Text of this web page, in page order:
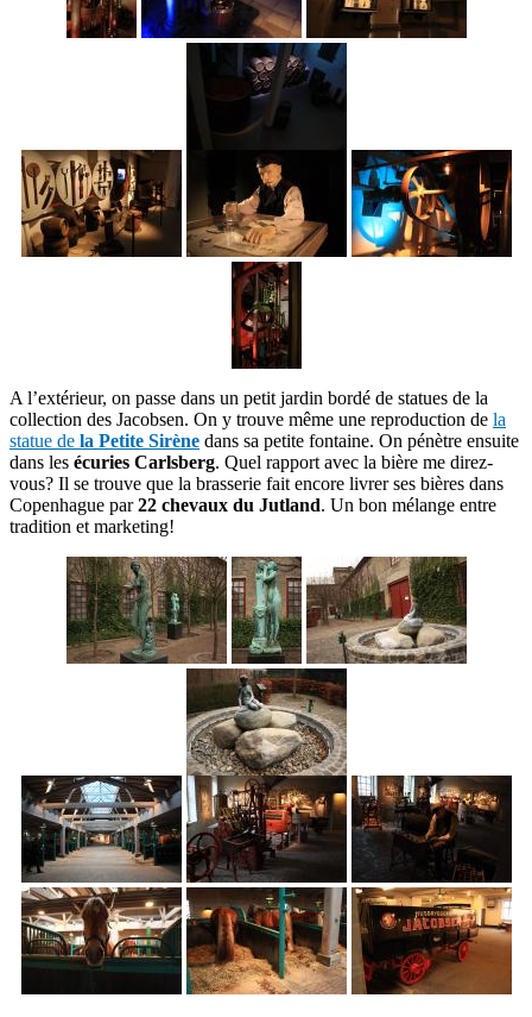
A l’extérieur, on passe dans un petit jardin bordé de statues de la
collection des Jacobsen. On y trouve même une reproduction de la
statue de la Petite Sirène dans sa petite fontaine. On pénètre ensuite
dans les écuries Carlsberg. Quel rapport avec la bière me direz-
vous? Il se trouve que la brasserie fait encore livrer ses bières dans
Copenhague par22 chevaux du Jutland. Un bon mélange entre
tradition et marketing!